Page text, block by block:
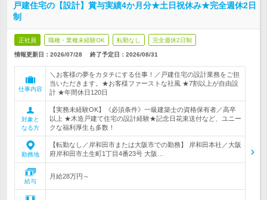
戸建住宅の【設計】賞与実績4か月分★土日祝休み★完全週休2日
制
正社員 職種・業種未経験OK 転勤なし 完全週休2日制
情報更新日：2026/07/28 終了予定日： 2026/08/31
仕事内容
＼お客様の夢をカタチにする仕事！／戸建住宅の設計業務をご担
当いただきます。★お客様ファーストな社風 ★7割以上が自由設
計 ★年間休日120日
対象と
なる方
【実務未経験OK】《必須条件》一級建築士の資格保有者／高卒
以上 ★木造戸建て住宅の設計経験★記念日花束送付など、ユニー
クな福利厚生も多数！
勤務地
【転勤なし／岸和田市または大阪市での勤務】 岸和田本社／大阪
府岸和田市土生町1丁目4番23号 大阪…
給与
月給28万円～